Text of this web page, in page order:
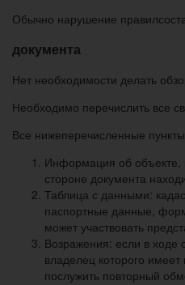
Обычно нарушение
документа
Нет необходимости делать
Необходимо перечислить все
Все нижеперечисленные
Информация об объекте,
стороне документа
Таблица с данными:
паспортные данные,
может участвовать
Возражения: если в ходе
владелец которого
послужить повторный